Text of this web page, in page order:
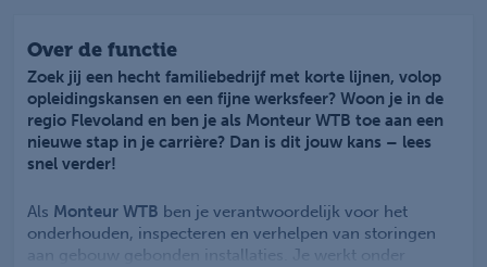
Over de functie
Zoek jij een hecht familiebedrijf met korte lijnen, volop
opleidingskansen en een fijne werksfeer? Woon je in de
regio Flevoland en ben je als Monteur WTB toe aan een
nieuwe stap in je carrière? Dan is dit jouw kans – lees
snel verder!
Als Monteur WTB ben je verantwoordelijk voor het
onderhouden, inspecteren en verhelpen van storingen
aan gebouw gebonden installaties. Je werkt onder